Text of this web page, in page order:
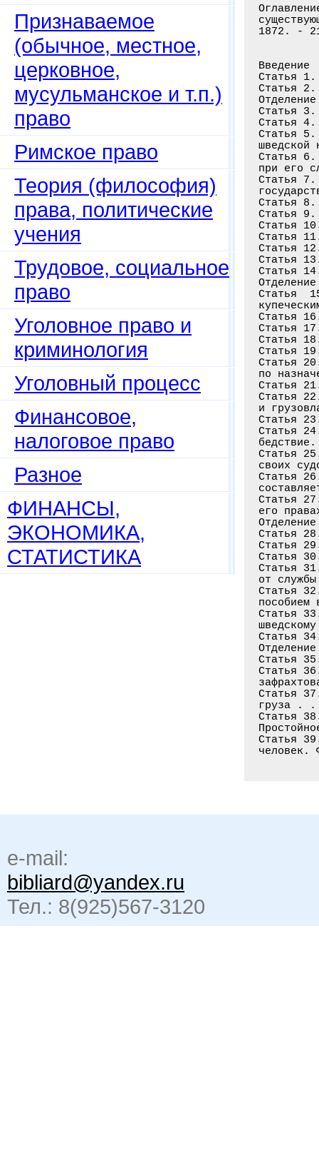
Признаваемое
(обычное, местное,
церковное,
мусульманское и т.п.)
право
Римское право
Теория (философия)
права, политические
учения
Трудовое, социальное
право
Уголовное право и
криминология
Уголовный процесс
Финансовое,
налоговое право
Разное
ФИНАНСЫ,
ЭКОНОМИКА,
СТАТИСТИКА
1872. -
Введение
Статья
Статья
Статья
Статья
Статья 5.
Статья 6.
при его
Статья 7.
Статья
Статья
Статья
Статья
Статья
Статья
Статья
Статья
Статья
Статья
Статья
Статья
по
Статья
Статья
и
Статья
Статья
Статья
своих
Статья
Статья
его
Статья
Статья
Статья
Статья
от
Статья
Статья
Статья
Статья
Статья
Статья
Статья
Статья
e-mail:
bibliard@yandex.ru
Тел.: 8(925)567-3120